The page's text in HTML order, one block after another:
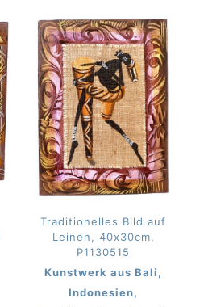
Traditionelles Bild auf
Leinen, 40x30cm,
P1130515
Kunstwerk aus Bali,
Indonesien,